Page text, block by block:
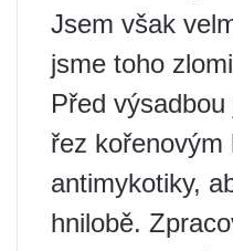
Jsem však
jsme toho
Před
řez kořenovým
antimykotiky,
hnilobě.